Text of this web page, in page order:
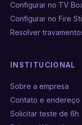
Configurar no TV
Configurar no Fire
Resolver
INSTITUCIONAL
Sobre a empresa
Contato e endereço
Solicitar teste de 6h